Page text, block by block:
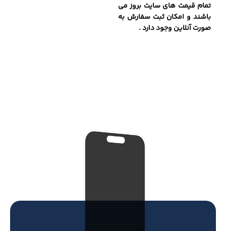
تمام قیمت های سایت بروز می
باشند و امکان ثبت سفارش به
صورت آنلاین وجود دارد .